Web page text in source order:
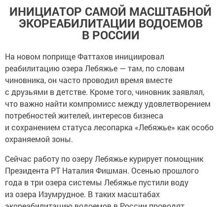
ИНИЦИАТОР САМОЙ МАСШТАБНОЙ
ЭКОРЕАБИЛИТАЦИИ ВОДОЕМОВ
В РОССИИ
На новом поприще Фаттахов инициировал
реабилитацию озера Лебяжье — там, по словам
чиновника, он часто проводил время вместе
с друзьями в детстве. Кроме того, чиновник заявлял,
что важно найти компромисс между удовлетворением
потребностей жителей, интересов бизнеса
и сохранением статуса лесопарка «Лебяжье» как особо
охраняемой зоны.
Сейчас работу по озеру Лебяжье курирует помощник
Президента РТ Наталия Фишман. Осенью прошлого
года в три озера системы Лебяжье пустили воду
из озера Изумрудное. В таких масштабах